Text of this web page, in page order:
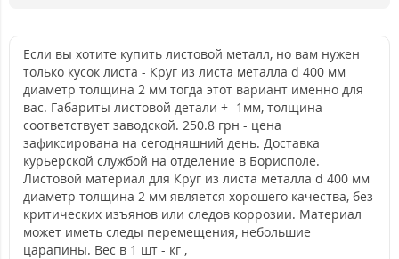
Если вы хотите купить листовой металл, но вам нужен
только кусок листа - Круг из листа металла d 400 мм
диаметр толщина 2 мм тогда этот вариант именно для
вас. Габариты листовой детали +- 1мм, толщина
соответствует заводской. 250.8 грн - цена
зафиксирована на сегодняшний день. Доставка
курьерской службой на отделение в Борисполе.
Листовой материал для Круг из листа металла d 400 мм
диаметр толщина 2 мм является хорошего качества, без
критических изъянов или следов коррозии. Материал
может иметь следы перемещения, небольшие
царапины. Вес в 1 шт - кг ,